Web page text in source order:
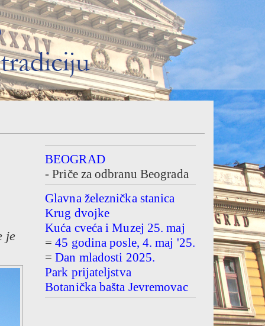
je
BEOGRAD
- Priče za odbranu Beograda
Glavna železnička stanica
Krug dvojke
Kuća cveća i Muzej 25. maj
=45 godina posle, 4. maj '25.
=Dan mladosti 2025.
Park prijateljstva
Botanička bašta Jevremovac